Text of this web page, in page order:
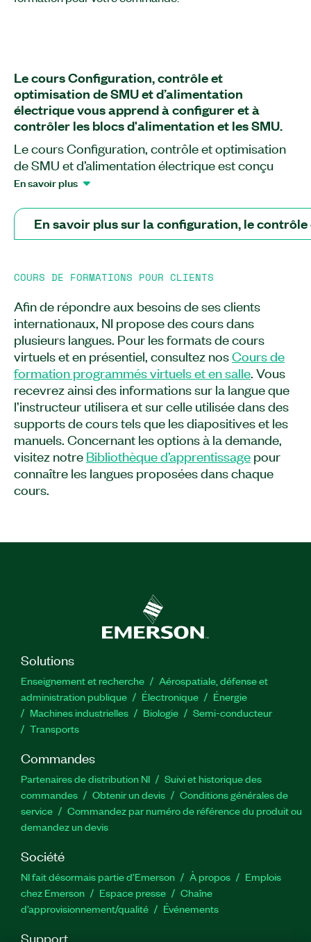
Le cours Configuration, contrôle et
optimisation de SMU et d’alimentation
électrique vous apprend à configurer et à
contrôler les blocs d'alimentation et les SMU.
Le cours Configuration, contrôle et optimisation
de SMU et d’alimentation électrique est conçu
pour vous aider à comprendre comment utiliser
blocs d'alimentation programmables PXI pour
effectuer des tâches et des tests courants sur les
et du câblage à l'étalonnage, au débogage et à
l'optimisation de la vitesse et de la précision. Vous
apprendrez à configurer et à contrôler les
alimentations et les SMU à la fois de manière
interactive dans InstrumentStudio et par
programmation dans LabVIEW. Vous
comprendrez également comment effectuer des
tâches telles que la mise sous tension de votre
appareil sous test (DUT) en lui fournissant une
tension ou un courant, en effectuant des
balayages SMU pour capturer les
caractéristiques IV de votre DUT et en visualisant
le comportement transitoire de votre DUT. Après
avoir suivi ce cours, vous saurez comment
ainsi que comment déboguer votre logiciel et
et optimisation de SMU et d’alimentation
électrique est recommandé aux ingénieurs de test
et de validation qui ont besoin de capacités de
expérience de base en programmation LabVIEW
est requise.
Principales fonctionnalités :
Format : Sur demande
Pré-requis : Expérience de base en
programmation LabVIEW
En savoir plus
En savoir plus sur la configuration, le
COURS DE FORMATIONS POUR CLIENTS
Afin de répondre aux besoins de ses clients
internationaux, NI propose des cours dans
plusieurs langues. Pour les formats de cours
virtuels et en présentiel, consultez nosCours de
formation programmés virtuels et en salle. Vous
recevrez ainsi des informations sur la langue que
l’instructeur utilisera et sur celle utilisée dans des
supports de cours tels que les diapositives et les
manuels. Concernant les options à la demande,
visitez notre Bibliothèque d’apprentissage pour
connaître les langues proposées dans chaque
cours.
Solutions
Enseignement et recherche
Aérospatiale, défense et
administration publique
Électronique
Énergie​
Machines industrielles
Biologie
Semi-conducteur
Transports
Commandes
Partenaires de distribution NI
Suivi et historique des
commandes
Obtenir un devis
Conditions générales de
service
Commandez par numéro de référence du produit ou
demandez un devis
Société
NI fait désormais partie d'Emerson À propos
Emplois
chez Emerson
Espace presse
Chaîne
d’approvisionnement/qualité
Événements
Support